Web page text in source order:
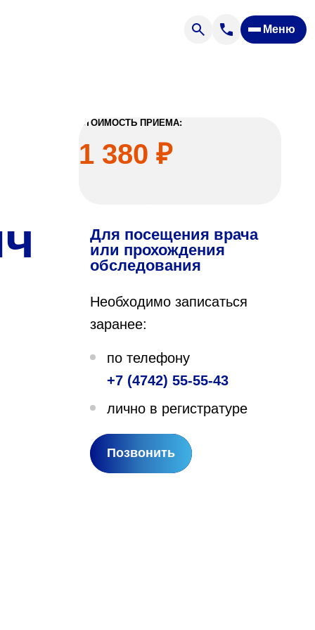
Меню
«Парус»
СТОИМОСТЬ ПРИЕМА:
1 380 ₽
Для посещения врача
или прохождения
обследования
Необходимо записаться
заранее:
по телефону
+7 (4742) 55-55-43
лично в регистратуре
Позвонить